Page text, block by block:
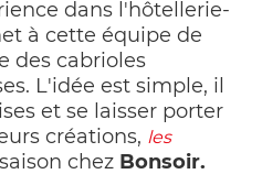
dans l'hôtellerie-
à cette équipe de
des cabrioles
L'idée est simple, il
et se laisser porter
créations, les
chez Bonsoir.